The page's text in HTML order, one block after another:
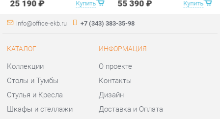
Столы и Тумбы
Стулья и Кресла
Шкафы и стеллажи
Сейфы
Офисная мебель
Хранение инструментов
Контакты
Дизайн
Доставка и Оплата
Скидки и Акции
Политика
ГОРОДА КОНТАКТЫ